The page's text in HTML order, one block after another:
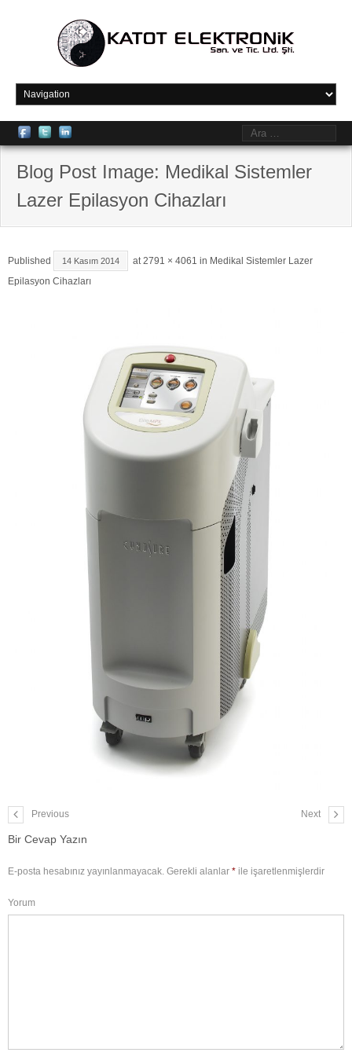
Blog Post Image: Medikal Sistemler
Lazer Epilasyon Cihazları
Published 14 Kasım 2014 at2791 × 4061 in Medikal Sistemler Lazer
Epilasyon Cihazları
Previous Next
Bir Cevap Yazın
E-posta hesabınız yayınlanmayacak. Gerekli alanlar * ile işaretlenmişlerdir
Yorum